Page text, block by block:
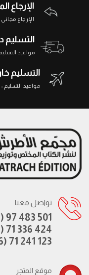
الإرجاع
الإرجاع
مواعيد التسليم : من 24
التسليم
مواعيد
تواصل معنا
97 483 501
71 336 424
71 241 123
موقع المتجر